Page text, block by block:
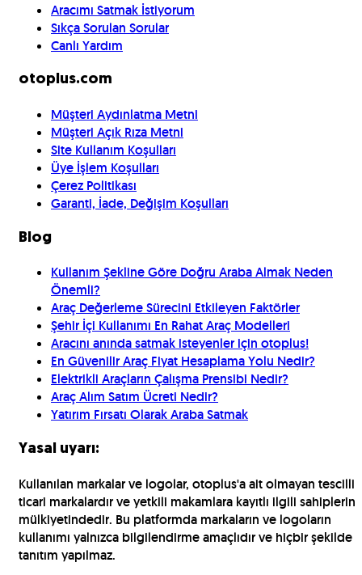
Aracımı Satmak İstiyorum
Sıkça Sorulan Sorular
Canlı Yardım
otoplus.com
Müşteri Aydınlatma Metni
Müşteri Açık Rıza Metni
Site Kullanım Koşulları
Üye İşlem Koşulları
Çerez Politikası
Garanti, İade, Değişim Koşulları
Blog
Kullanım Şekline Göre Doğru Araba Almak Neden
Önemli?
Araç Değerleme Sürecini Etkileyen Faktörler
Şehir İçi Kullanımı En Rahat Araç Modelleri
Aracını anında satmak isteyenler için otoplus!
En Güvenilir Araç Fiyat Hesaplama Yolu Nedir?
Elektrikli Araçların Çalışma Prensibi Nedir?
Araç Alım Satım Ücreti Nedir?
Yatırım Fırsatı Olarak Araba Satmak
Yasal uyarı:
Kullanılan markalar ve logolar, otoplus'a ait olmayan tescilli
ticari markalardır ve yetkili makamlara kayıtlı ilgili sahiplerin
mülkiyetindedir. Bu platformda markaların ve logoların
kullanımı yalnızca bilgilendirme amaçlıdır ve hiçbir şekilde
tanıtım yapılmaz.